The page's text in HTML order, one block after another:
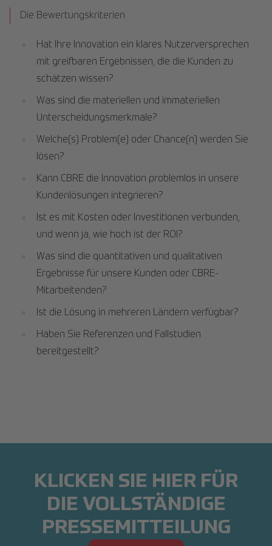
Die Bewertungskriterien
Hat Ihre Innovation ein klares Nutzerversprechen
mit greifbaren Ergebnissen, die die Kunden zu
schätzen wissen?
Was sind die materiellen und immateriellen
Unterscheidungsmerkmale?
Welche(s) Problem(e) oder Chance(n) werden Sie
lösen?
Kann CBRE die Innovation problemlos in unsere
Kundenlösungen integrieren?
Ist es mit Kosten oder Investitionen verbunden,
und wenn ja, wie hoch ist der ROI?
Was sind die quantitativen und qualitativen
Ergebnisse für unsere Kunden oder CBRE-
Mitarbeitenden?
Ist die Lösung in mehreren Ländern verfügbar?
Haben Sie Referenzen und Fallstudien
bereitgestellt?
KLICKEN SIE HIER FÜR
DIE VOLLSTÄNDIGE
PRESSEMITTEILUNG